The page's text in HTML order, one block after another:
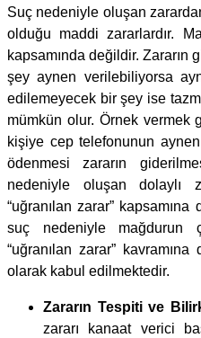
Suç nedeniyle oluşan
olduğu maddi zararlardır.
kapsamında değildir. Zararın
şey aynen verilebiliyorsa
edilemeyecek bir şey ise
mümkün olur. Örnek vermek
kişiye cep telefonunun
ödenmesi zararın
nedeniyle oluşan dolaylı
“uğranılan zarar”
suç nedeniyle mağdurun
“uğranılan zarar”
olarak kabul edilmektedir.
Zararın Tespiti ve
zararı kanaat verici